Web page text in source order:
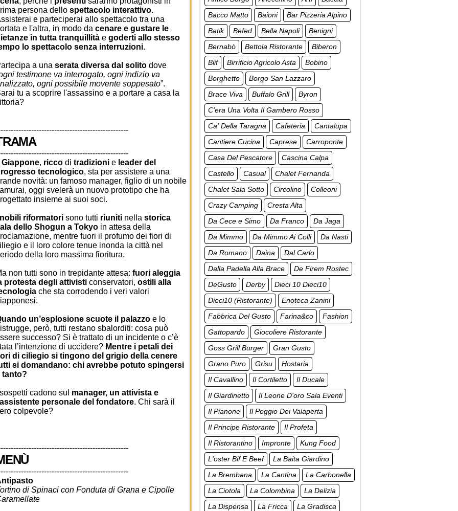
persona dello spettacolo interattivo.
e parteciperai allo spettacolo tra una
e l'altra, in modo da cenare e gustare le
in tutta tranquillità e goderti allo stesso
lo spettacolo senza interruzioni.
a una serata diversa dal solito dove
testimone va interrogato, ogni indizio va
ogni possibile movente soppesato”.
tu a scoprire l'assassino e a portare a casa la
Giappone, ricco di tradizioni e leader del
tecnologico, sta per assistere a una
novità: un famoso manager, figlio di un nobile
oggi svelerà un nuovo prototipo che ha
insieme ai suoi soci.
nobili riformatori sono tutti riuniti nella storica
dello Shogun a Tokyo in attesa della
mentre fuori il profumo dei fiori di
e il loro colore tenue inonda la città nel
della loro massima fioritura.
non tutti sono in trepidante attesa: fuori aleggia
protesta degli attivisti conservatori, ostili alla
che sta corrodendo i veri valori
un’esplosione scuote il palazzo e lo
però, tutti restano sbalorditi: cosa può
successo? Si è trattato di un incidente o c’è
l’intenzione di uccidere? Mentre i petali dei
di ciliegio si tingono del grigio della cenere
si domandano: chi avrebbe potuto spingersi
tanto?
I sospetti cadono sul manager, un attivista e
personale del fondatore. Chi sarà il
colpevole?
di Spinaci con Fonduta di Grana e Cipolle
Bacco Matto
Baioni
Bar Pizzeria Alpino
Batik
Befed Bella Napoli
Benigni
Bernabò
Bettola Ristorante
Biberon
Biif
Birrificio Agricolo Asta
Bobino
Borghetto
Borgo San Lazzaro
Brace Viva
Buffalo Grill
Byron
C'era Una Volta Il Gambero Rosso
Ca' Della Taragna
Cafeteria
Cantalupa
Cantiere Cucina
Caprese
Carroponte
Casa Del Pescatore
Cascina Calpa
Castello
Casual
Chalet Fernanda
Chalet Sala Sotto
Circolino
Colleoni
Crazy Camping
Cresta Alta
Da Cece e Simo
Da Franco
Da Jaga
Da Mimmo
Da Mimmo Ai Colli
Da Nasti
Da Romano
Daina
Dal Carlo
Dalla Padella Alla Brace
De Firem Rostec
DeGusto
Derby
Dieci 10 Dieci10
Dieci10 (Ristorante)
Enoteca Zanini
Fabbrica Del Gusto
Farina&co
Fashion
Gattopardo
Giocoliere Ristorante
Goss Grill Burger
Gran Gusto
Grano Puro
Grisu
Hostaria
Il Cavallino
Il Cortiletto
Il Ducale
Il Giardinetto
Il Leone D'oro Sala Eventi
Il Pianone
Il Poggio Dei Valaperta
Il Principe Ristorante
Il Profeta
Il Ristorantino
Impronte
Kung Food
L'oster Bif E Beef
La Baita Giardino
La Brembana
La Cantina
La Carbonella
La Ciotola
La Colombina
La Delizia
La Dispensa
La Fricca
La Gradisca